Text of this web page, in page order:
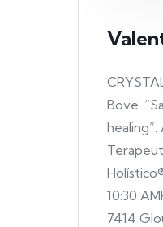
Bove.
10:30
7414